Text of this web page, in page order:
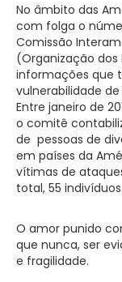
No âmbito das
com folga o
Comissão
(Organização
informações que
vulnerabilidade
Entre janeiro de
o comitê
de pessoas de
em países da
vítimas de
total, 55
O amor punido
que nunca, ser
e fragilidade.